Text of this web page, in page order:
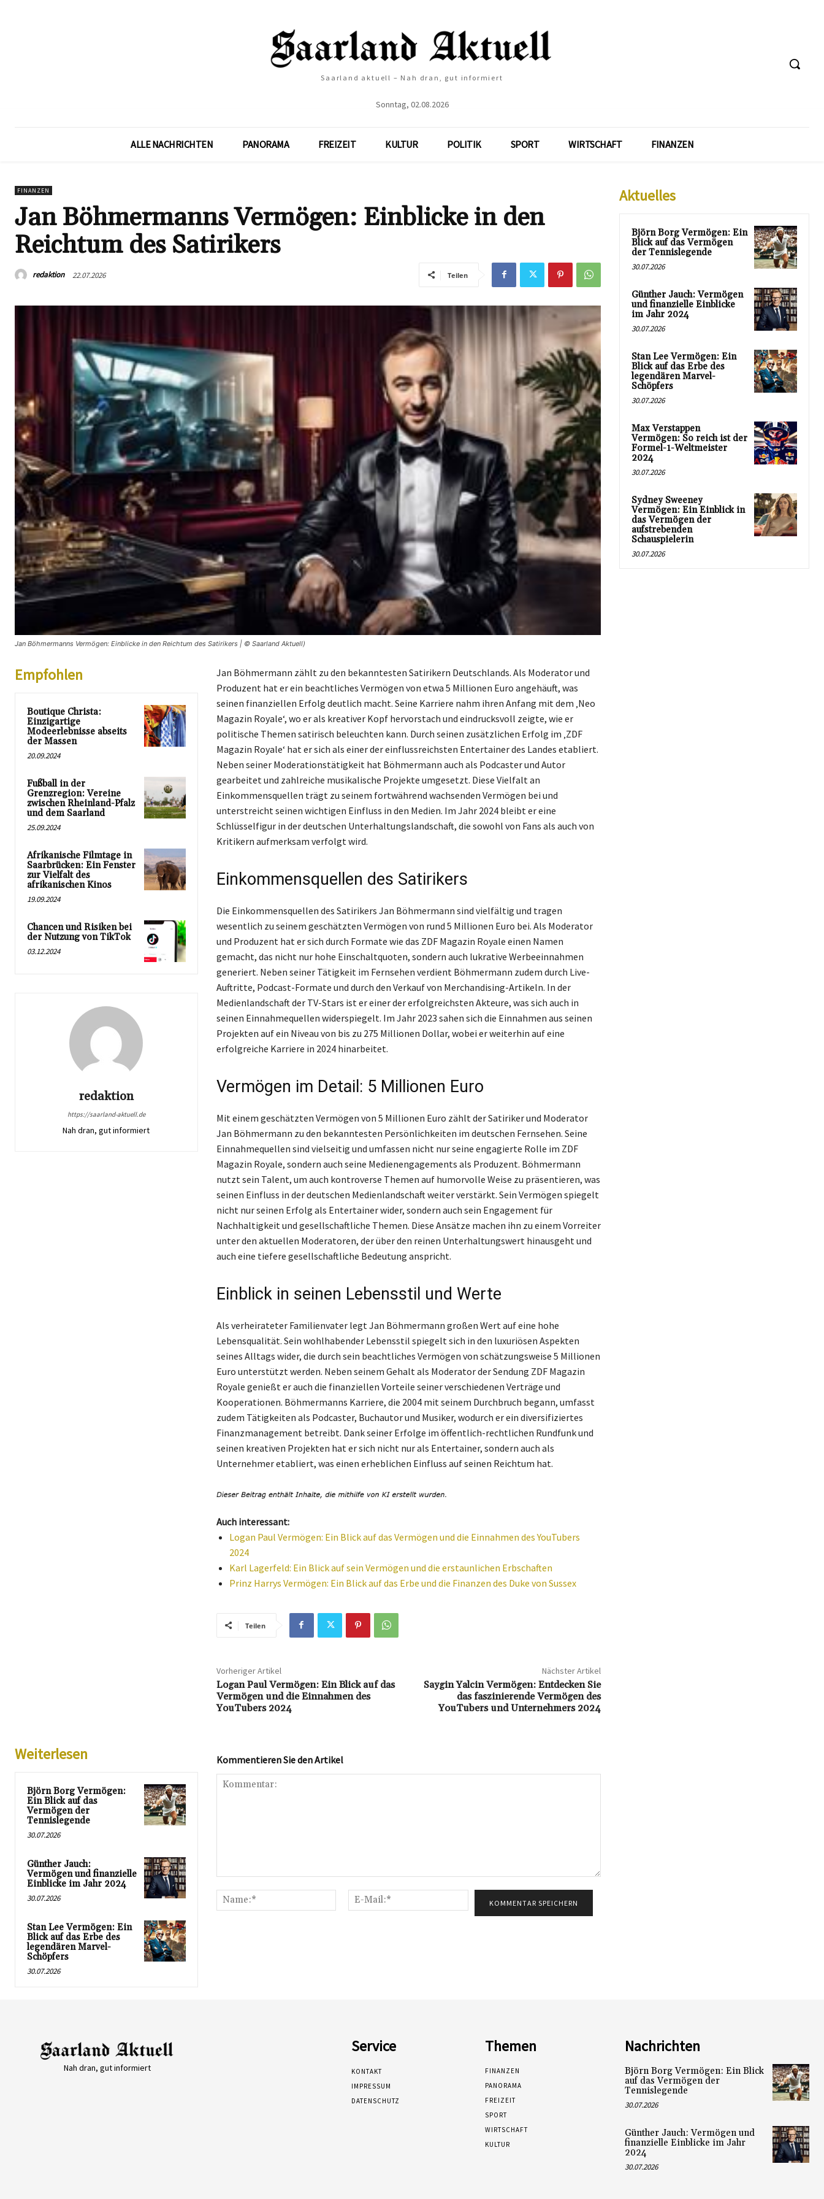
Saarland aktuell – Nah dran, gut informiert
Sonntag, 02.08.2026
ALLE NACHRICHTEN PANORAMA FREIZEIT KULTUR POLITIK SPORT WIRTSCHAFT FINANZEN
FINANZEN
Jan Böhmermanns Vermögen: Einblicke in den
Reichtum des Satirikers
redaktion 22.07.2026 Teilen
Jan Böhmermanns Vermögen: Einblicke in den Reichtum des Satirikers | © Saarland Aktuell)
Empfohlen
Boutique Christa:
Einzigartige
Modeerlebnisse abseits
der Massen
20.09.2024
Fußball in der
Grenzregion: Vereine
zwischen Rheinland-Pfalz
und dem Saarland
25.09.2024
Afrikanische Filmtage in
Saarbrücken: Ein Fenster
zur Vielfalt des
afrikanischen Kinos
19.09.2024
Chancen und Risiken bei
der Nutzung von TikTok
03.12.2024
redaktion
https://saarland-aktuell.de
Nah dran, gut informiert
Jan Böhmermann zählt zu den bekanntesten Satirikern Deutschlands. Als Moderator und
Produzent hat er ein beachtliches Vermögen von etwa 5 Millionen Euro angehäuft, was
seinen finanziellen Erfolg deutlich macht. Seine Karriere nahm ihren Anfang mit dem ‚Neo
Magazin Royale‘, wo er als kreativer Kopf hervorstach und eindrucksvoll zeigte, wie er
politische Themen satirisch beleuchten kann. Durch seinen zusätzlichen Erfolg im ‚ZDF
Magazin Royale‘ hat er sich als einer der einflussreichsten Entertainer des Landes etabliert.
Neben seiner Moderationstätigkeit hat Böhmermann auch als Podcaster und Autor
gearbeitet und zahlreiche musikalische Projekte umgesetzt. Diese Vielfalt an
Einkommensquellen trägt zu seinem fortwährend wachsenden Vermögen bei und
unterstreicht seinen wichtigen Einfluss in den Medien. Im Jahr 2024 bleibt er eine
Schlüsselfigur in der deutschen Unterhaltungslandschaft, die sowohl von Fans als auch von
Kritikern aufmerksam verfolgt wird.
Einkommensquellen des Satirikers
Die Einkommensquellen des Satirikers Jan Böhmermann sind vielfältig und tragen
wesentlich zu seinem geschätzten Vermögen von rund 5 Millionen Euro bei. Als Moderator
und Produzent hat er sich durch Formate wie das ZDF Magazin Royale einen Namen
gemacht, das nicht nur hohe Einschaltquoten, sondern auch lukrative Werbeeinnahmen
generiert. Neben seiner Tätigkeit im Fernsehen verdient Böhmermann zudem durch Live-
Auftritte, Podcast-Formate und durch den Verkauf von Merchandising-Artikeln. In der
Medienlandschaft der TV-Stars ist er einer der erfolgreichsten Akteure, was sich auch in
seinen Einnahmequellen widerspiegelt. Im Jahr 2023 sahen sich die Einnahmen aus seinen
Projekten auf ein Niveau von bis zu 275 Millionen Dollar, wobei er weiterhin auf eine
erfolgreiche Karriere in 2024 hinarbeitet.
Vermögen im Detail: 5 Millionen Euro
Mit einem geschätzten Vermögen von 5 Millionen Euro zählt der Satiriker und Moderator
Jan Böhmermann zu den bekanntesten Persönlichkeiten im deutschen Fernsehen. Seine
Einnahmequellen sind vielseitig und umfassen nicht nur seine engagierte Rolle im ZDF
Magazin Royale, sondern auch seine Medienengagements als Produzent. Böhmermann
nutzt sein Talent, um auch kontroverse Themen auf humorvolle Weise zu präsentieren, was
seinen Einfluss in der deutschen Medienlandschaft weiter verstärkt. Sein Vermögen spiegelt
nicht nur seinen Erfolg als Entertainer wider, sondern auch sein Engagement für
Nachhaltigkeit und gesellschaftliche Themen. Diese Ansätze machen ihn zu einem Vorreiter
unter den aktuellen Moderatoren, der über den reinen Unterhaltungswert hinausgeht und
auch eine tiefere gesellschaftliche Bedeutung anspricht.
Einblick in seinen Lebensstil und Werte
Als verheirateter Familienvater legt Jan Böhmermann großen Wert auf eine hohe
Lebensqualität. Sein wohlhabender Lebensstil spiegelt sich in den luxuriösen Aspekten
seines Alltags wider, die durch sein beachtliches Vermögen von schätzungsweise 5 Millionen
Euro unterstützt werden. Neben seinem Gehalt als Moderator der Sendung ZDF Magazin
Royale genießt er auch die finanziellen Vorteile seiner verschiedenen Verträge und
Kooperationen. Böhmermanns Karriere, die 2004 mit seinem Durchbruch begann, umfasst
zudem Tätigkeiten als Podcaster, Buchautor und Musiker, wodurch er ein diversifiziertes
Finanzmanagement betreibt. Dank seiner Erfolge im öffentlich-rechtlichen Rundfunk und
seinen kreativen Projekten hat er sich nicht nur als Entertainer, sondern auch als
Unternehmer etabliert, was einen erheblichen Einfluss auf seinen Reichtum hat.
Auch interessant:
Logan Paul Vermögen: Ein Blick auf das Vermögen und die Einnahmen des YouTubers
2024
Karl Lagerfeld: Ein Blick auf sein Vermögen und die erstaunlichen Erbschaften
Prinz Harrys Vermögen: Ein Blick auf das Erbe und die Finanzen des Duke von Sussex
Teilen
Vorheriger Artikel
Logan Paul Vermögen: Ein Blick auf das
Vermögen und die Einnahmen des
YouTubers 2024
Nächster Artikel
Saygin Yalcin Vermögen: Entdecken Sie
das faszinierende Vermögen des
YouTubers und Unternehmers 2024
Weiterlesen
Björn Borg Vermögen:
Ein Blick auf das
Vermögen der
Tennislegende
30.07.2026
Günther Jauch:
Vermögen und finanzielle
Einblicke im Jahr 2024
30.07.2026
Stan Lee Vermögen: Ein
Blick auf das Erbe des
legendären Marvel-
Schöpfers
30.07.2026
Kommentieren Sie den Artikel
Name:*
Mail:*
Aktuelles
Björn Borg Vermögen: Ein
Blick auf das Vermögen
der Tennislegende
30.07.2026
Günther Jauch: Vermögen
und finanzielle Einblicke
im Jahr 2024
30.07.2026
Stan Lee Vermögen: Ein
Blick auf das Erbe des
legendären Marvel-
Schöpfers
30.07.2026
Max Verstappen
Vermögen: So reich ist der
Formel-1-Weltmeister
2024
30.07.2026
Sydney Sweeney
Vermögen: Ein Einblick in
das Vermögen der
aufstrebenden
Schauspielerin
30.07.2026
Nah dran, gut informiert
Service
KONTAKT
IMPRESSUM
DATENSCHUTZ
Themen
FINANZEN
PANORAMA
FREIZEIT
SPORT
WIRTSCHAFT
KULTUR
Nachrichten
Björn Borg Vermögen: Ein Blick
auf das Vermögen der
Tennislegende
30.07.2026
Günther Jauch: Vermögen und
finanzielle Einblicke im Jahr
2024
30.07.2026